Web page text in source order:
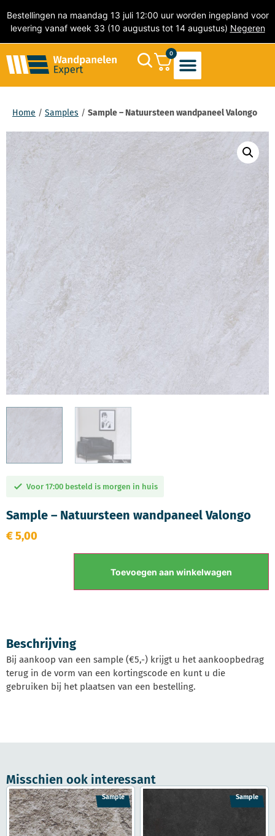
Bestellingen na maandag 13 juli 12:00 uur worden ingepland voor
levering vanaf week 33 (10 augustus tot 14 augustus) Negeren
0
Home / Samples / Sample – Natuursteen wandpaneel Valongo
Voor 17:00 besteld is morgen in huis
Sample – Natuursteen wandpaneel Valongo
€5,00
Toevoegen aan winkelwagen
Beschrijving
Bij aankoop van een sample (€5,-) krijgt u het aankoopbedrag
terug in de vorm van een kortingscode en kunt u die
gebruiken bij het plaatsen van een bestelling.
Misschien ook interessant
Sample Sample